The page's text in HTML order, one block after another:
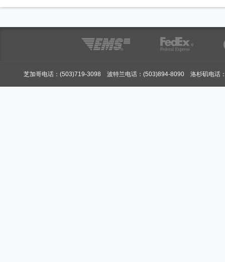
芝加哥电话：(503)719-3098 波特兰电话：(503)894-8090 洛杉矶电